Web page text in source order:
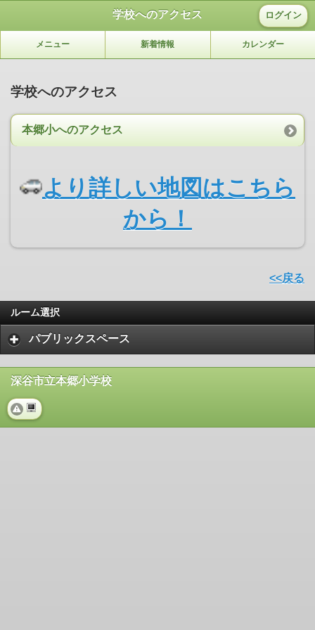
学校へのアクセス ログイン
メニュー 新着情報 カレンダー
学校へのアクセス
本郷小へのアクセス
より詳しい地図はこちら
から！
<<戻る
ルーム選択
パブリックスペース
深谷市立本郷小学校